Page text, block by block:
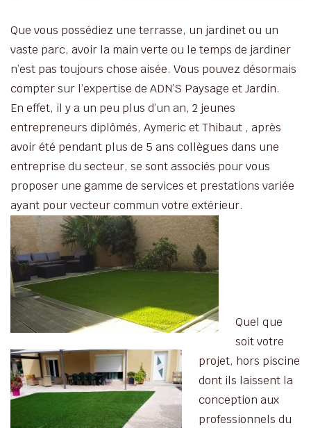
Que vous possédiez une terrasse, un jardinet ou un
vaste parc, avoir la main verte ou le temps de jardiner
n’est pas toujours chose aisée. Vous pouvez désormais
compter sur l’expertise de ADN’S Paysage et Jardin.
En effet, il y a un peu plus d’un an, 2 jeunes
entrepreneurs diplômés, Aymeric et Thibaut , après
avoir été pendant plus de 5 ans collègues dans une
entreprise du secteur, se sont associés pour vous
proposer une gamme de services et prestations variée
ayant pour vecteur commun votre extérieur.
Quel que
soit votre
projet, hors piscine
dont ils laissent la
conception aux
professionnels du